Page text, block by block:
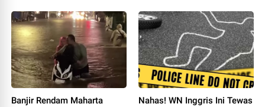
Banjir Rendam Maharta
Nahas! WN Inggris Ini Tewas